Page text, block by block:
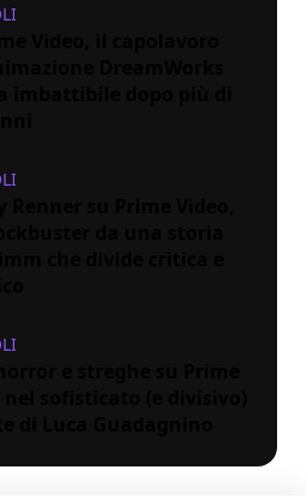
Video, il capolavoro
DreamWorks
Renner su Prime Video,
da una storia
e streghe su Prime
sofisticato (e divisivo)